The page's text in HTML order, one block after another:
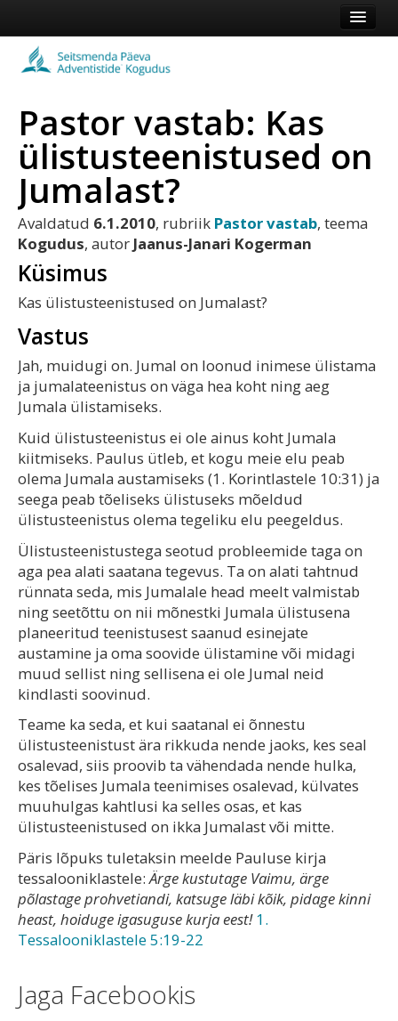
Koduleht
Vaata veel
Pastor vastab: Kas
ülistusteenistused on
Jumalast?
Avaldatud 6.1.2010, rubriik Pastor vastab, teema
Kogudus, autor Jaanus-Janari Kogerman
Küsimus
Kas ülistusteenistused on Jumalast?
Vastus
Jah, muidugi on. Jumal on loonud inimese ülistama
ja jumalateenistus on väga hea koht ning aeg
Jumala ülistamiseks.
Kuid ülistusteenistus ei ole ainus koht Jumala
kiitmiseks. Paulus ütleb, et kogu meie elu peab
olema Jumala austamiseks (1. Korintlastele 10:31) ja
seega peab tõeliseks ülistuseks mõeldud
ülistusteenistus olema tegeliku elu peegeldus.
Ülistusteenistustega seotud probleemide taga on
aga pea alati saatana tegevus. Ta on alati tahtnud
rünnata seda, mis Jumalale head meelt valmistab
ning seetõttu on nii mõnestki Jumala ülistusena
planeeritud teenistusest saanud esinejate
austamine ja oma soovide ülistamine või midagi
muud sellist ning sellisena ei ole Jumal neid
kindlasti soovinud.
Teame ka seda, et kui saatanal ei õnnestu
ülistusteenistust ära rikkuda nende jaoks, kes seal
osalevad, siis proovib ta vähendada nende hulka,
kes tõelises Jumala teenimises osalevad, külvates
muuhulgas kahtlusi ka selles osas, et kas
ülistusteenistused on ikka Jumalast või mitte.
Päris lõpuks tuletaksin meelde Pauluse kirja
tessalooniklastele:Ärge kustutage Vaimu, ärge
põlastage prohvetiandi, katsuge läbi kõik, pidage kinni
heast, hoiduge igasuguse kurja eest! 1.
Tessalooniklastele 5:19-22
Jaga Facebookis